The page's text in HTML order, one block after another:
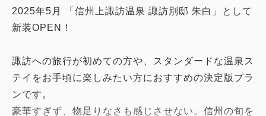
2025年5月 「信州上諏訪温泉 諏訪別邸 朱白」として
新装OPEN！
諏訪への旅行が初めての方や、スタンダードな温泉ス
テイをお手頃に楽しみたい方におすすめの決定版プラ
ンです。
豪華すぎず、物足りなさも感じさせない。信州の旬を